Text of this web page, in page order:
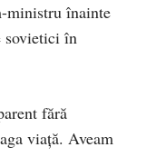
ministru înainte
sovietici în
fără
viață. Aveam